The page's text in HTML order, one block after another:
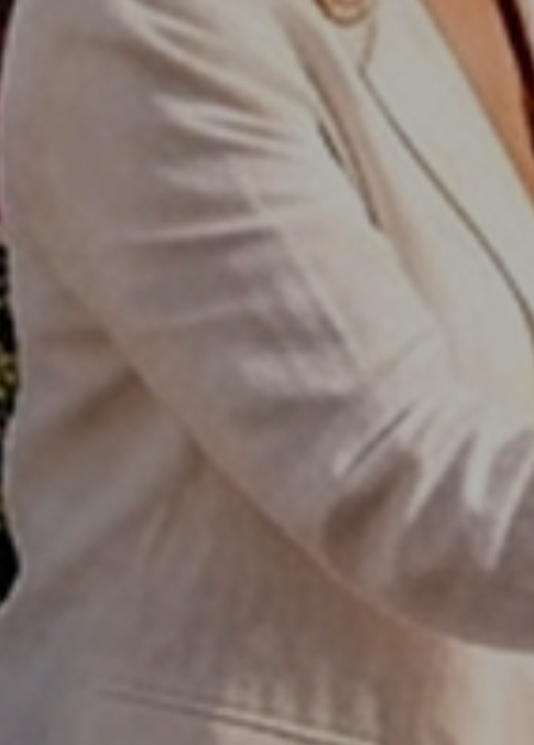
Home
Ons aanbod
Over ons
Onze werkwijze
Bezichtingstrips
Media
Zoek met ons
naar uw Spaanse (t)huis
Wij contacteren u vrijblijvend voor een persoonlijke
Wilt u graag dat wij u opbellen? Laat uw gegevens
achter en binnen de 24u nemen wij contact met u op.